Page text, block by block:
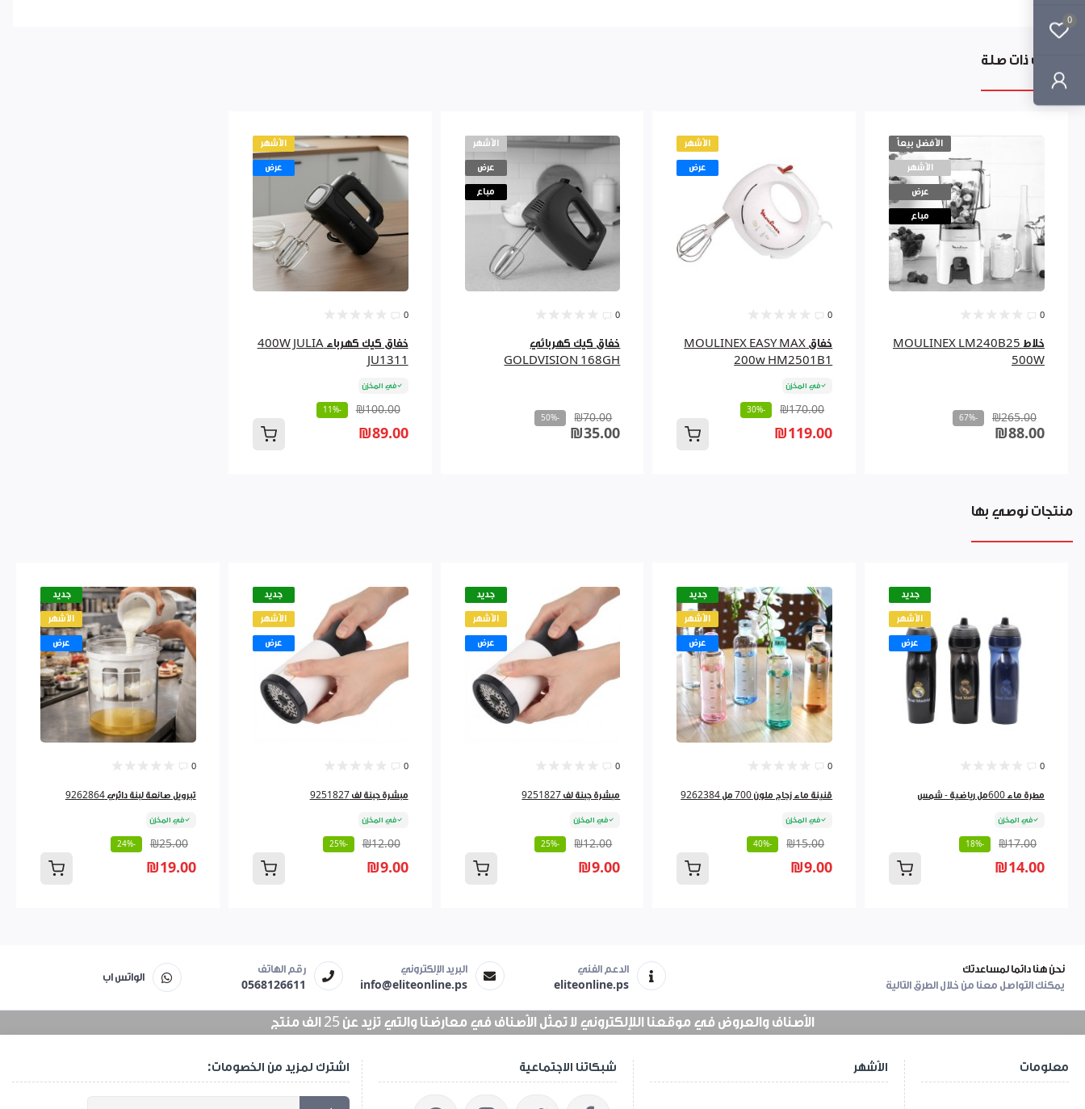
0
منتجات ذات صلة
الأفضل بيعاً
الأشهر
عرض
مباع
0
خلاط MOULINEX LM240B25
500W
₪265.00
-67%
₪88.00
الأشهر
عرض
0
خفاق MOULINEX EASY MAX
200w HM2501B1
في المخزن
₪170.00
-30%
₪119.00
الأشهر
عرض
مباع
0
خفاق كيك كهربائي
GOLDVISION 168GH
₪70.00
-50%
₪35.00
الأشهر
عرض
0
خفاق كيك كهرباء 400W JULIA
JU1311
في المخزن
₪100.00
-11%
₪89.00
منتجات نوصي بها
جديد
الأشهر
عرض
0
مطرة ماء 600مل رياضية - شمس
في المخزن
₪17.00
-18%
₪14.00
جديد
الأشهر
عرض
0
قنينة ماء زجاج ملون 700 مل 9262384
في المخزن
₪15.00
-40%
₪9.00
جديد
الأشهر
عرض
0
مبشرة جبنة لف 9251827
في المخزن
₪12.00
-25%
₪9.00
جديد
الأشهر
عرض
0
مبشرة جبنة لف 9251827
في المخزن
₪12.00
-25%
₪9.00
جديد
الأشهر
عرض
0
تبرويل صانعة لبنة دائري 9262864
في المخزن
₪25.00
-24%
₪19.00
نحن هنا دائما لمساعدتك
يمكنك التواصل معنا من خلال الطرق التالية
الدعم الفني
eliteonline.ps
البريد الإلكتروني
info@eliteonline.ps
رقم الهاتف
0568126611
الواتس اب
الأصناف والعروض في موقعنا اللإلكتروني لا تمثل الأصناف في معارضنا والتي تزيد عن 25 الف منتج
اشترك لمزيد من الخصومات: شبكاتنا الاجتماعية الأشهر معلومات